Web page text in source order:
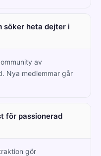
söker heta dejter i
av
Nya medlemmar går
för passionerad
gör